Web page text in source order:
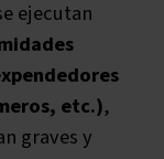
ejecutan
etc.),
graves y